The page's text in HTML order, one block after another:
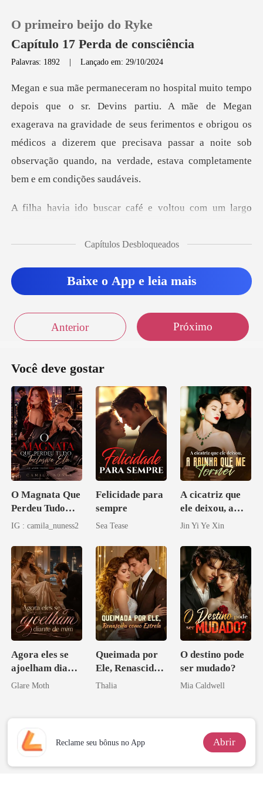
0
O primeiro beijo do Ryke
Capítulo 17 Perda de consciência
Palavras: 1892 |Lançado em: 29/10/2024
egan
exagerava na gravidade de seus ferimentos e obrigou os
médicos a dizerem que precisava pas
uscar café e voltou
Capítulos Desbloqueados
Baixe o App e leia mais
Anterior Próximo
Você deve gostar
O Magnata Que
Perdeu Tudo
Inclusive Ela
IG : camila_nuness2
Felicidade para
sempre
Sea Tease
A cicatriz que
ele deixou, a
rainha que me
Jin Yi Ye Xin
Agora eles se
ajoelham diante
de mim
Glare Moth
Queimada por
Ele, Renascida
como Estrela
Thalia
O destino pode
ser mudado?
Mia Caldwell
Reclame seu bônus no App Abrir